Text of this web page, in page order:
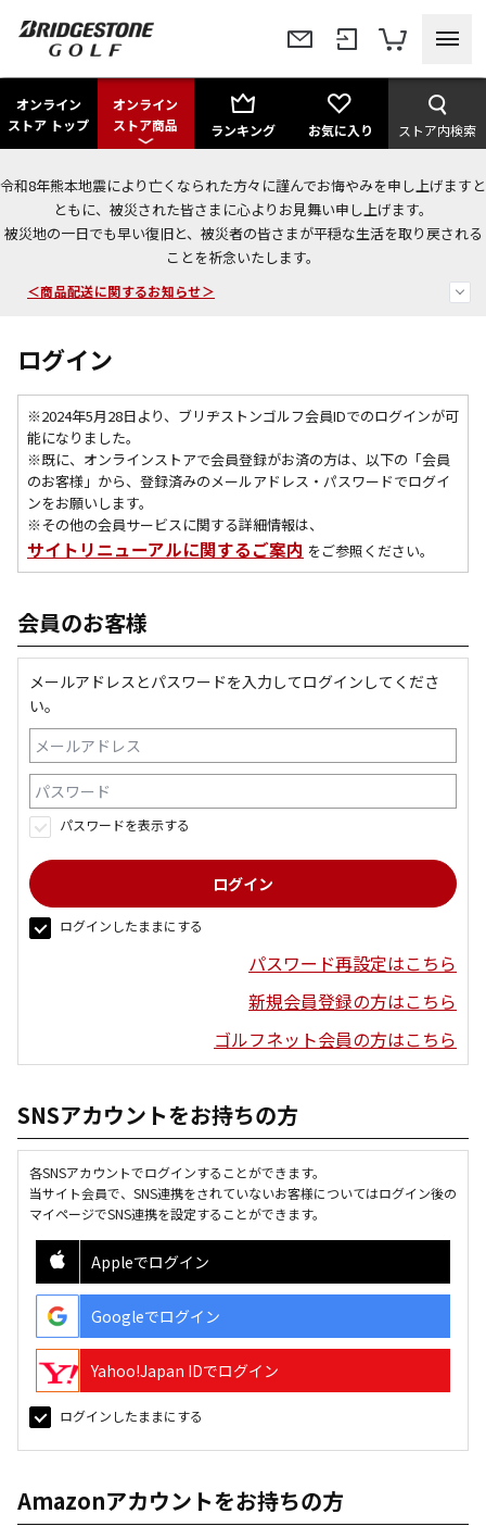
オンライン
ストア トップ
オンライン
ストア商品
ランキング お気に入り ストア内検索
令和8年熊本地震により亡くなられた方々に謹んでお悔やみを申し上げますと
ともに、被災された皆さまに心よりお見舞い申し上げます。
被災地の一日でも早い復旧と、被災者の皆さまが平穏な生活を取り戻される
ことを祈念いたします。
＜夏季休暇中のご注文・発送・お問い合わせ＞
今なら新規会員登録で1,000円OFFクーポンプレゼント！
＜商品配送に関するお知らせ＞
ログイン
※2024年5月28日より、ブリヂストンゴルフ会員IDでのログインが可
能になりました。
※既に、 オンラインストアで会員登録がお済の方は、以下の「会員
のお客様」から、登録済みのメールアドレス・パスワードでログイ
ンをお願いします。
※その他の会員サービスに関する詳細情報は、
サイトリニューアルに関するご案内 をご参照ください。
会員のお客様
メールアドレスとパスワードを入力してログインしてくださ
い。
パスワードを表示する
ログインしたままにする
パスワード再設定はこちら
新規会員登録の方はこちら
ゴルフネット会員の方はこちら
SNSアカウントをお持ちの方
各SNSアカウントでログインすることができます。
当サイト会員で、SNS連携をされていないお客様についてはログイン後の
マイページでSNS連携を設定することができます。
Appleでログイン
Googleでログイン
Yahoo!Japan IDでログイン
ログインしたままにする
Amazonアカウントをお持ちの方